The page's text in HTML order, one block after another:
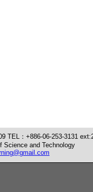
TEL：+886-06-253-3131
Science and Technology